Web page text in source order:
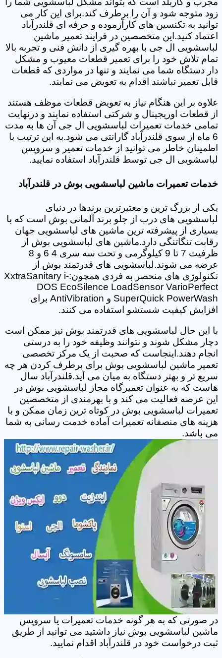
زود متوجه شود و آن را برطرف کند.برای این کار می
توانید به تکنسین های کارآزموده و حرفه ای قلندرآباد
اعتماد کنید.این متخصصین در فرایند تعمیر ماشین
لباسشویی ال جی با بهره گیری از دانش فنی و تجربه بالا
تمام تلاش خود را برای تعمیر قطعات معیوب و مشکل
دار دستگاه شما می نمایند و تنها در مواردی که قطعات
قابل تعمیر نباشند اقدام به تعویض می نمایند.
علاوه بر این هنگام نیاز به تعویض قطعات موظف هستند
از قطعات اوریجینال و شرکتی استفاده نمایند و درنهایت
تمامی خدمات تعمیرات لباسشویی ال جی آن ها به مدت
6 ماه از سوی قلندرآباد گارانتی می شود.به این ترتیب با
اطمینان خاطر می توانید از خدمات تعمیر و سرویس
لباسشویی ال جی توسط قلندرآباد استفاده نمایید.
خدمات تعمیرات ماشین لباسشویی بوش در قلندرآباد
یکی از بزرگ ترین و معتبرترین برندها در دنیای
لباسشویی های درب از جلو برند آلمانی بوش است که با
بسیاری از پیشرفته ترین ماشین های لباسشویی جهان
رقابت تنگاتنگی دارد.ماشین های لباسشویی بوش از
ظرفیت 7 تا 9 کیلوگرمی و تحت سه سری 4 6 و 8
عرضه می شوند.لباسشویی های قدرتمند بوش از
تکنولوژی های منحصر به فردی همچون:XxtraSanitary i-
DOS EcoSilence LoadSensor VarioPerfect
SuperQuick PowerWash و AntiVibration برای
افزایش کیفیت شستشو استفاده می کنند.
با این حال لباسشویی های قدرتمند بوش نیز ممکن است
دچار مشکل شوند و نتوانند وظیفه خود را به درستی
انجام دهند.اینجاست که صحبت از یک مرکز تخصصی
تعمیر ماشین لباسشویی بوش برای برطرف کردن هر چه
سریع تر و بهتر دستگاه به میان می آید.قلندرآباد سال
هاست که به عنوان تعمیرگاه مجاز لباسشویی بوش در
این عرصه فعالیت می کند و با بهرمندی از متخصصین
تعمیرات لباسشویی بوش در کوتاه ترین زمان ممکن و با
هزینه های منصفانه تعمیرات آماده خدمت رسانی به شما
می باشد.
در صورتی که به هر گونه خدمات تعمیرات یا سرویس
ماشین لباسشویی بوش نیاز داشتید می توانید از طریق
ثبت درخواست خود در قلندرآباد اقدام نمایید.